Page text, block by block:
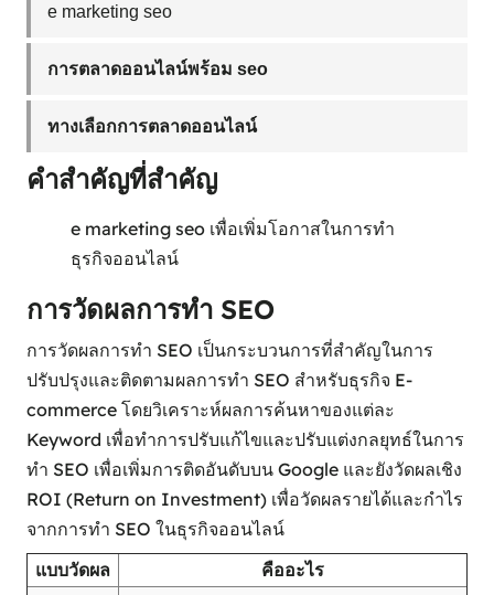
e marketing seo
การตลาดออนไลน์พร้อม seo
ทางเลือกการตลาดออนไลน์
คำสำคัญที่สำคัญ
e marketing seo เพื่อเพิ่มโอกาสในการทำ
ธุรกิจออนไลน์
การวัดผลการทำ SEO
การวัดผลการทำ SEO เป็นกระบวนการที่สำคัญในการ
ปรับปรุงและติดตามผลการทำ SEO สำหรับธุรกิจ E-
commerce โดยวิเคราะห์ผลการค้นหาของแต่ละ
Keyword เพื่อทำการปรับแก้ไขและปรับแต่งกลยุทธ์ในการ
ทำ SEO เพื่อเพิ่มการติดอันดับบน Google และยังวัดผลเชิง
ROI (Return on Investment) เพื่อวัดผลรายได้และกำไร
จากการทำ SEO ในธุรกิจออนไลน์
แบบวัดผล คืออะไร